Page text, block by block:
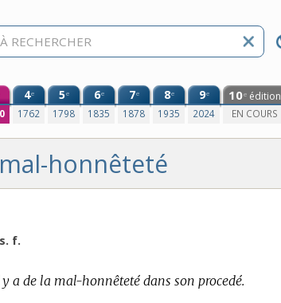
4e
1762
5e
1798
6e
1835
7e
1878
8e
1935
9e
2024
10e édition
EN COURS
mal-honnêteté
s. f.
a de la mal-honnêteté dans son procedé.